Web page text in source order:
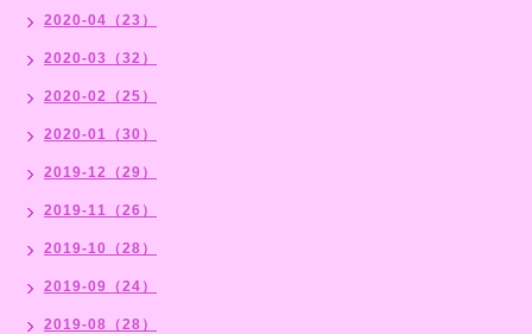
2020-04（23）
2020-03（32）
2020-02（25）
2020-01（30）
2019-12（29）
2019-11（26）
2019-10（28）
2019-09（24）
2019-08（28）